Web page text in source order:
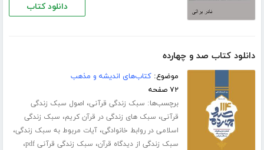
دانلود کتاب
دانلود کتاب صد و چهارده
موضوع:کتاب‌های اندیشه و مذهب
۷۲ صفحه
برچسب‌ها: سبک زندگی قرآنی، اصول سبک زندگی
قرآنی، سبک های زندگی در قرآن کریم، سبک زندگی
اسلامی در روابط خانوادگی،آیات مربوط به سبک زندگی،
سبک زندگی از دیدگاه قرآن، سبک زندگی قرآنی pdf ،